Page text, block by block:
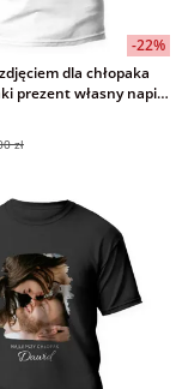
-22%
dla chłopaka
prezent własny napis
zł